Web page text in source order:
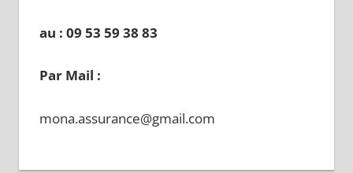
au : 09 53 59 38 83
Par Mail :
mona.assurance@gmail.com